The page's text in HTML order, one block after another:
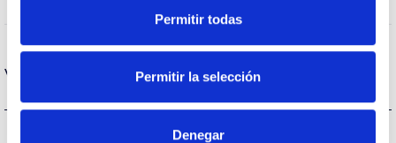
Permitir todas
Permitir la selección
Denegar
Vida
(L70B50>) 25.000h